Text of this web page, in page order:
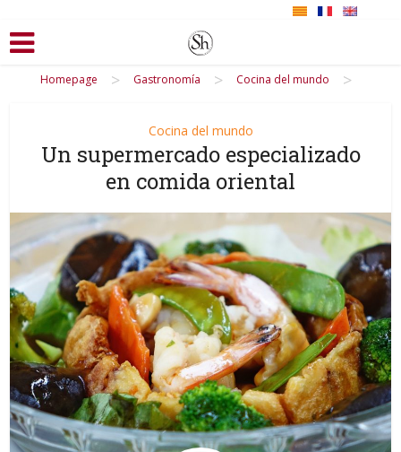
Homepage > Gastronomía > Cocina del mundo >
Cocina del mundo
Un supermercado especializado
en comida oriental